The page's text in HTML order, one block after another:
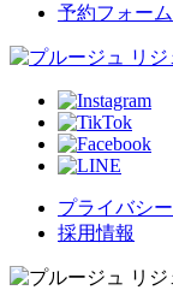
予約フォーム
プライバシ
採用情報